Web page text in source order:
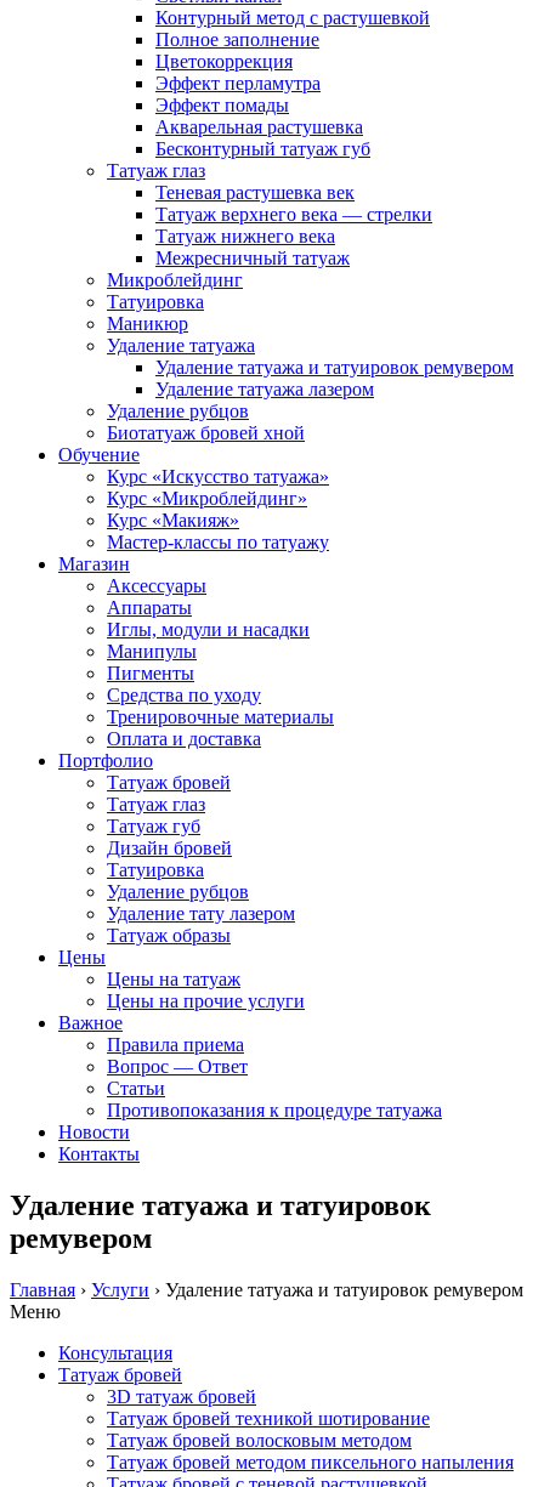
Контурный метод с растушевкой
Полное заполнение
Цветокоррекция
Эффект перламутра
Эффект помады
Акварельная растушевка
Бесконтурный татуаж губ
Татуаж глаз
Теневая растушевка век
Татуаж верхнего века — стрелки
Татуаж нижнего века
Межресничный татуаж
Микроблейдинг
Татуировка
Маникюр
Удаление татуажа
Удаление татуажа и татуировок ремувером
Удаление татуажа лазером
Удаление рубцов
Биотатуаж бровей хной
Обучение
Курс «Искусство татуажа»
Курс «Микроблейдинг»
Курс «Макияж»
Мастер-классы по татуажу
Магазин
Аксессуары
Аппараты
Иглы, модули и насадки
Манипулы
Пигменты
Средства по уходу
Тренировочные материалы
Оплата и доставка
Портфолио
Татуаж бровей
Татуаж глаз
Татуаж губ
Дизайн бровей
Татуировка
Удаление рубцов
Удаление тату лазером
Татуаж образы
Цены
Цены на татуаж
Цены на прочие услуги
Важное
Правила приема
Вопрос — Ответ
Статьи
Противопоказания к процедуре татуажа
Новости
Контакты
Удаление татуажа и татуировок
ремувером
Главная › Услуги › Удаление татуажа и татуировок ремувером
Меню
Консультация
Татуаж бровей
3D татуаж бровей
Татуаж бровей техникой шотирование
Татуаж бровей волосковым методом
Татуаж бровей методом пиксельного напыления